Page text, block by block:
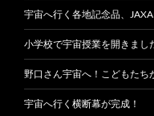
宇宙へ行く各地記念品、
小学校で宇宙授業を開きまし
野口さん宇宙へ！こどもたち
宇宙へ行く横断幕が完成！